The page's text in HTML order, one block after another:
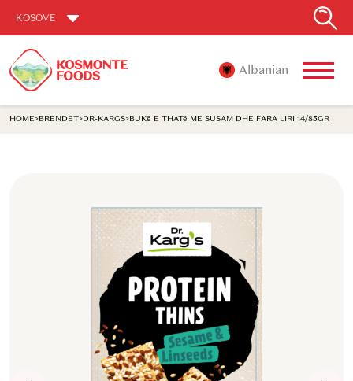
KOSOVE
Albanian
HOME>BRENDET>DR-KARGS>BUKë E THATë ME SUSAM DHE FARA LIRI 14/85GR